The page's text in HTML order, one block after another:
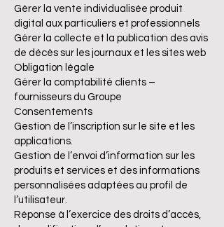
Gérer la vente individualisée produit
digital aux particuliers et professionnels
Gérer la collecte et la publication des avis
de décès sur les journaux et les sites web
Obligation légale
Gérer la comptabilité clients –
fournisseurs du Groupe
Consentements
Gestion de l’inscription sur le site et les
applications.
Gestion de l’envoi d’information sur les
produits et services et des informations
personnalisées adaptées au profil de
l’utilisateur.
Réponse à l’exercice des droits d’accès,